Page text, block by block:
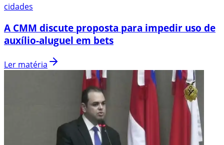
cidades
A CMM discute proposta para impedir uso de
auxílio-aluguel em bets
Ler matéria